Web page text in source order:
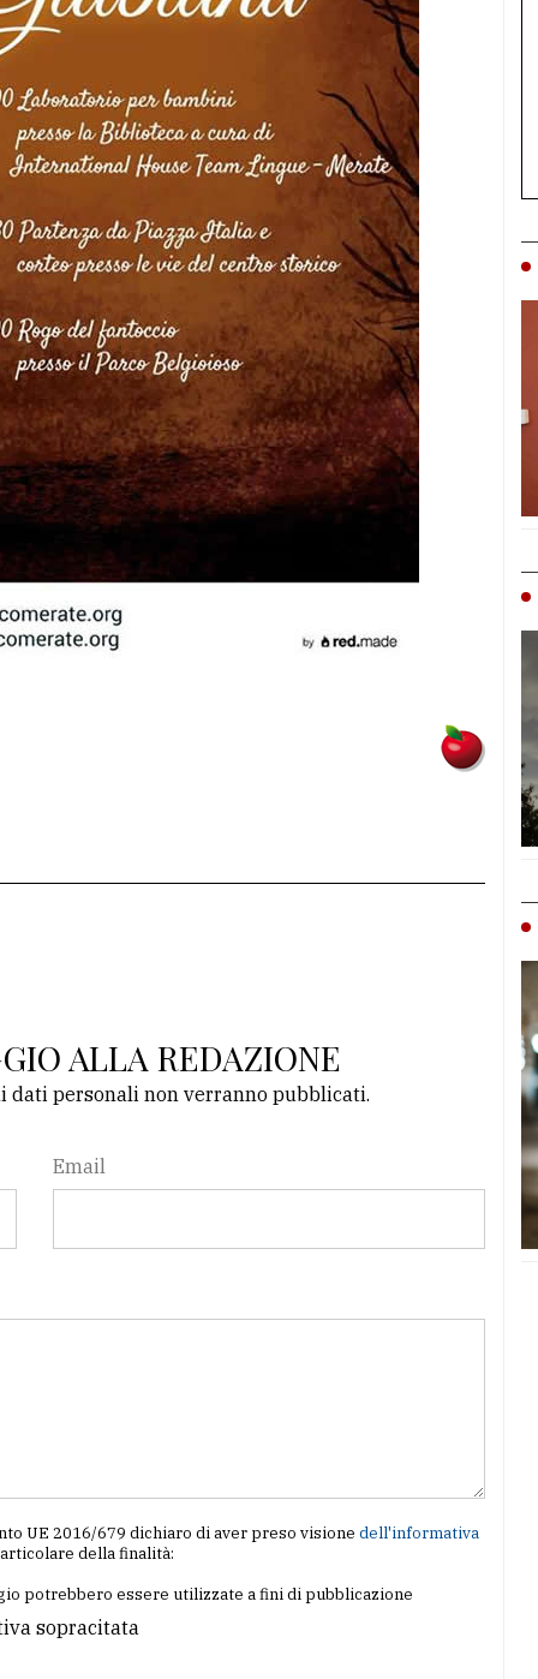
ALLA REDAZIONE
personali non verranno pubblicati.
Email
UE 2016/679 dichiaro di aver preso visione dell'informativa
della finalità:
potrebbero essere utilizzate a fini di pubblicazione
sopracitata